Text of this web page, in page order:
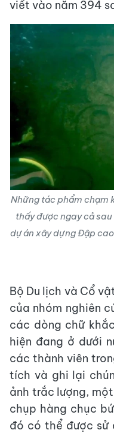
viết vào năm 394
Những tác phẩm chạm
thấy được ngay cả
dự án xây dựng Đập
Bộ Du lịch và Cổ
của nhóm nghiên
các dòng chữ
hiện đang ở dưới
các thành viên
tích và ghi lại
ảnh trắc lượng,
chụp hàng chục
đó có thể được sử